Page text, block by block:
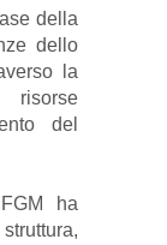
della
dello
la
risorse
del
ha